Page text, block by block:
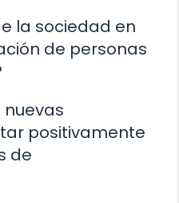
la sociedad en
de personas
positivamente
de